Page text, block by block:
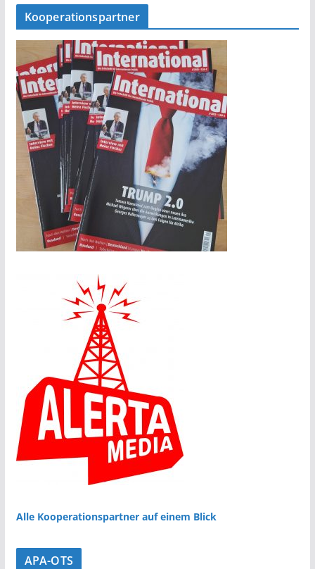
Kooperationspartner
Alle Kooperationspartner auf einem Blick
APA-OTS